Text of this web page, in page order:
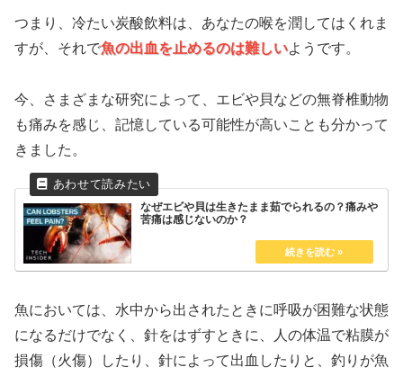
つまり、冷たい炭酸飲料は、あなたの喉を潤してはくれま
すが、それで魚の出血を止めるのは難しいようです。
今、さまざまな研究によって、エビや貝などの無脊椎動物
も痛みを感じ、記憶している可能性が高いことも分かって
きました。
なぜエビや貝は生きたまま茹でられるの？痛みや
苦痛は感じないのか？
魚においては、水中から出されたときに呼吸が困難な状態
になるだけでなく、針をはずすときに、人の体温で粘膜が
損傷（火傷）したり、針によって出血したりと、釣りが魚